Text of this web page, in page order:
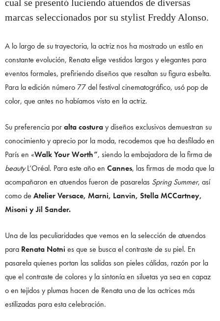
cual se presentó luciendo atuendos de diversas
marcas seleccionados por su stylist Freddy Alonso.
A lo largo de su trayectoria, la actriz nos ha mostrado un estilo en
constante evolución, Renata elige vestidos largos y elegantes para
eventos formales, prefiriendo diseños que resaltan su figura esbelta.
Para la edición número 77 del festival cinematográfico, usó pop de
color, que antes no habíamos visto en la actriz.
Su preferencia poralta costuray diseños exclusivos demuestran su
conocimiento y aprecio por la moda, recodemos que ha desfilado en
París en «Walk Your Worth”, siendo la embajadora de la firma de
beautyL’Oréal. Para este año en Cannes, las firmas de moda que la
acompañaron en atuendos fueron de pasarelas Spring Summer, así
como de Atelier Versace, Marni, Lanvin, Stella MCCartney,
Misoni y Jil Sander.
Una de las peculiaridades que vemos en la selección de atuendos
para Renata Notni es que se busca el contraste de su piel. En
pasarela quienes portan las salidas son pieles cálidas, razón por la
que el contraste de colores y la sintonía en siluetas ya sea en capaz
o en tejidos y plumas hacen de Renata una de las actrices más
estilizadas para esta celebración.